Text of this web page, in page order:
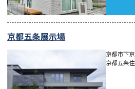
京都五条展示場
京都市下
京都五条